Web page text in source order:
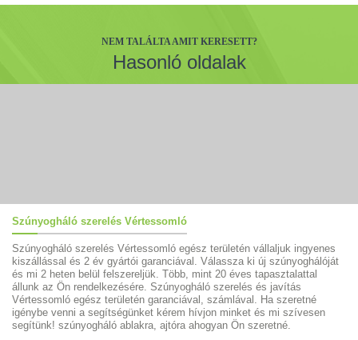
NEM TALÁLTA AMIT KERESETT?
Hasonló oldalak
Szúnyogháló szerelés Vértessomló
Szúnyogháló szerelés Vértessomló egész területén vállaljuk ingyenes
kiszállással és 2 év gyártói garanciával. Válassza ki új szúnyoghálóját
és mi 2 heten belül felszereljük. Több, mint 20 éves tapasztalattal
állunk az Ön rendelkezésére. Szúnyogháló szerelés és javítás
Vértessomló egész területén garanciával, számlával. Ha szeretné
igénybe venni a segítségünket kérem hívjon minket és mi szívesen
segítünk! szúnyogháló ablakra, ajtóra ahogyan Ön szeretné.